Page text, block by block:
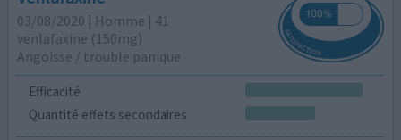
03/08/2020 | Homme | 41
venlafaxine (150mg)
Angoisse / trouble panique
Efficacité
Quantité effets secondaires